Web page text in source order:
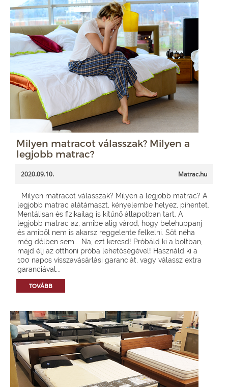
Milyen matracot válasszak? Milyen a
legjobb matrac?
2020.09.10. Matrac.hu
Milyen matracot válasszak? Milyen a legjobb matrac? A
legjobb matrac alátámaszt, kényelembe helyez, pihentet.
Mentálisan és fizikailag is kitűnő állapotban tart. A
legjobb matrac az, amibe alig várod, hogy belehuppanj
és amiből nem is akarsz reggelente felkelni. Sőt néha
még délben sem… Na, ezt keresd! Próbáld ki a boltban,
majd élj az otthoni próba lehetőségével! Használd ki a
100 napos visszavásárlási garanciát, vagy válassz extra
garanciával...
TOVÁBB